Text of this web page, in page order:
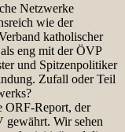
Netzwerke
wie der
katholischer
eng mit der ÖVP
und Spitzenpolitiker
Zufall oder Teil
ORF-Report, der
gewährt. Wir sehen